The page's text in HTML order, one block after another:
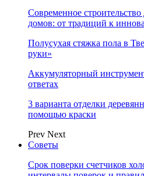
Современное
домов: от традиций к
Полусухая стяжка пола в
руки»
Аккумуляторный
ответах
3 варианта отделки
помощью краски
Prev Next
Советы
Срок поверки счетчиков